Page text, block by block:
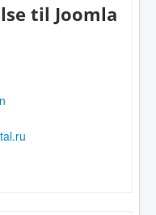
til Joomla